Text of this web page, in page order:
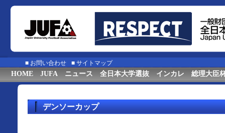
■ お問い合わせ ■ サイトマップ
HOME JUFA ニュース 全日本大学選抜 インカレ 総理大臣
デンソーカップ